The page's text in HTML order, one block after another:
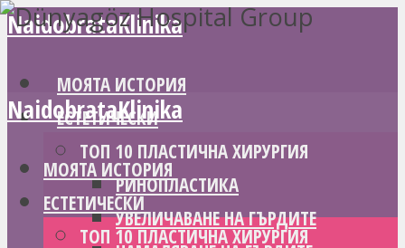
NaidobrataKlinika
МОЯТА ИСТОРИЯ
ЕСТЕТИЧЕСКИ
ТОП 10 ПЛАСТИЧНА ХИРУРГИЯ
РИНОПЛАСТИКА
УВЕЛИЧАВАНЕ НА ГЪРДИТЕ
NaidobrataKlinika
МОЯТА ИСТОРИЯ
ЕСТЕТИЧЕСКИ
ТОП 10 ПЛАСТИЧНА ХИРУРГИЯ